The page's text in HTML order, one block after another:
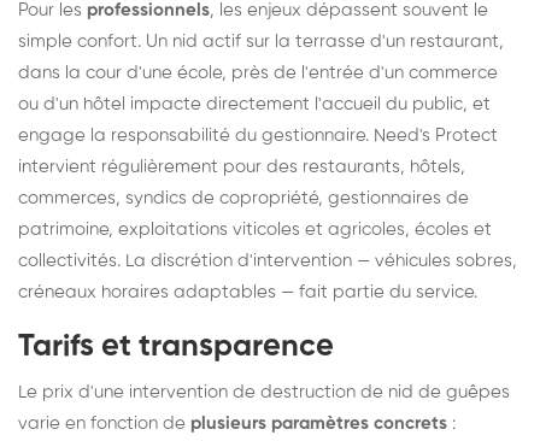
Pour les professionnels, les enjeux dépassent souvent le
simple confort. Un nid actif sur la terrasse d'un restaurant,
dans la cour d'une école, près de l'entrée d'un commerce
ou d'un hôtel impacte directement l'accueil du public, et
engage la responsabilité du gestionnaire. Need's Protect
intervient régulièrement pour des restaurants, hôtels,
commerces, syndics de copropriété, gestionnaires de
patrimoine, exploitations viticoles et agricoles, écoles et
collectivités. La discrétion d'intervention — véhicules sobres,
créneaux horaires adaptables — fait partie du service.
Tarifs et transparence
Le prix d'une intervention de destruction de nid de guêpes
varie en fonction de plusieurs paramètres concrets :